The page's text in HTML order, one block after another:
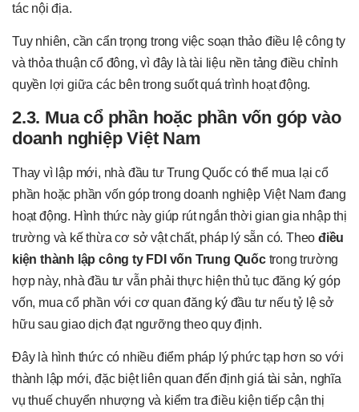
tác nội địa.
Tuy nhiên, cần cẩn trọng trong việc soạn thảo điều lệ công ty
và thỏa thuận cổ đông, vì đây là tài liệu nền tảng điều chỉnh
quyền lợi giữa các bên trong suốt quá trình hoạt động.
2.3. Mua cổ phần hoặc phần vốn góp vào
doanh nghiệp Việt Nam
Thay vì lập mới, nhà đầu tư Trung Quốc có thể mua lại cổ
phần hoặc phần vốn góp trong doanh nghiệp Việt Nam đang
hoạt động. Hình thức này giúp rút ngắn thời gian gia nhập thị
trường và kế thừa cơ sở vật chất, pháp lý sẵn có. Theo điều
kiện thành lập công ty FDI vốn Trung Quốctrong trường
hợp này, nhà đầu tư vẫn phải thực hiện thủ tục đăng ký góp
vốn, mua cổ phần với cơ quan đăng ký đầu tư nếu tỷ lệ sở
hữu sau giao dịch đạt ngưỡng theo quy định.
Đây là hình thức có nhiều điểm pháp lý phức tạp hơn so với
thành lập mới, đặc biệt liên quan đến định giá tài sản, nghĩa
vụ thuế chuyển nhượng và kiểm tra điều kiện tiếp cận thị